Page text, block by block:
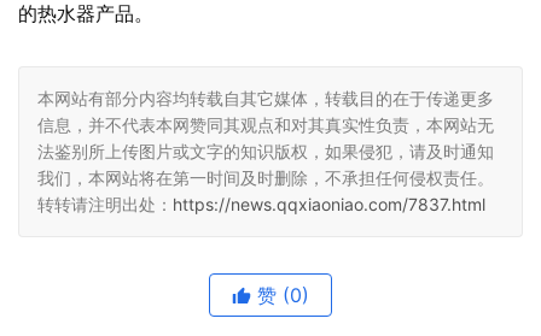
的热水器产品。
本网站有部分内容均转载自其它媒体，转载目的在于传递更多
信息，并不代表本网赞同其观点和对其真实性负责，本网站无
法鉴别所上传图片或文字的知识版权，如果侵犯，请及时通知
我们，本网站将在第一时间及时删除，不承担任何侵权责任。
转转请注明出处： https://news.qqxiaoniao.com/7837.html
赞 (0)